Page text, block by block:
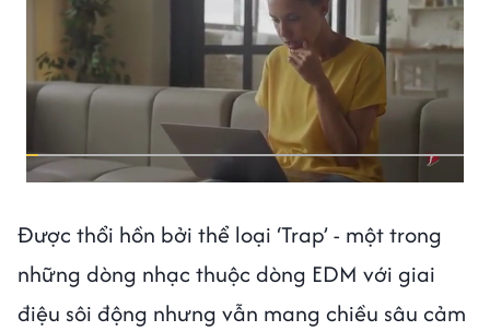
Được thổi hồn bởi thể loại ‘Trap’ - một trong
những dòng nhạc thuộc dòng EDM với giai
điệu sôi động nhưng vẫn mang chiều sâu cảm